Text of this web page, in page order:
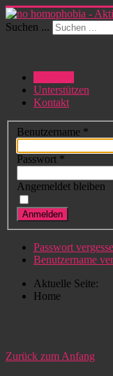
Suchen ...
Unterstützen
Kontakt
Benutzername *
Passwort *
Angemeldet bleiben
Anmelden
Passwort
Benutzername
Aktuelle Seite:
Home
Zurück zum Anfang